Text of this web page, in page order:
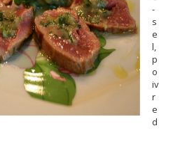
-
s
e
l,
p
o
iv
r
e
d